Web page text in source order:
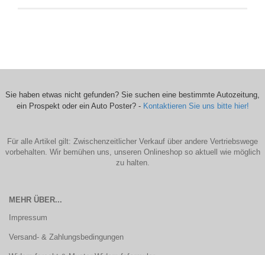
Sie haben etwas nicht gefunden? Sie suchen eine bestimmte Autozeitung,
ein Prospekt oder ein Auto Poster? - Kontaktieren Sie uns bitte hier!
Für alle Artikel gilt: Zwischenzeitlicher Verkauf über andere Vertriebswege
vorbehalten. Wir bemühen uns, unseren Onlineshop so aktuell wie möglich
zu halten.
MEHR ÜBER...
Impressum
Versand- & Zahlungsbedingungen